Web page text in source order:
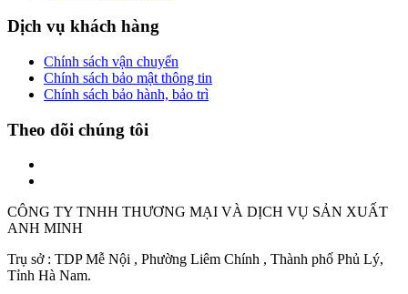
Dịch vụ khách hàng
Chính sách vận chuyển
Chính sách bảo mật thông tin
Chính sách bảo hành, bảo trì
Theo dõi chúng tôi
CÔNG TY TNHH THƯƠNG MẠI VÀ DỊCH VỤ SẢN XUẤT
ANH MINH
Trụ sở : TDP Mễ Nội , Phường Liêm Chính , Thành phố Phủ Lý,
Tỉnh Hà Nam.